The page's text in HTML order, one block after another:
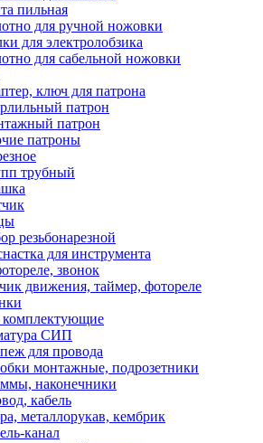
пильная
для ручной ножовки
для электролобзика
для сабельной ножовки
ключ для патрона
патрон
патрон
патроны
трубный
резьбонарезной
для инструмента
звонок
движения, таймер, фотореле
СИП
для провода
монтажные, подрозетники
наконечники
кабель
металлорукав, кембрик
канал